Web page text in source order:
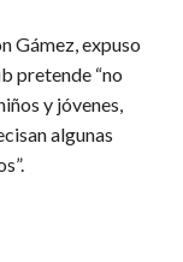
Gámez, expuso
pretende “no
y jóvenes,
algunas